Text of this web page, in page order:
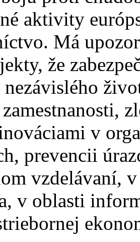
aktivity
Má
že
nezávislého
v
prevencii
vzdelávaní,
v oblasti